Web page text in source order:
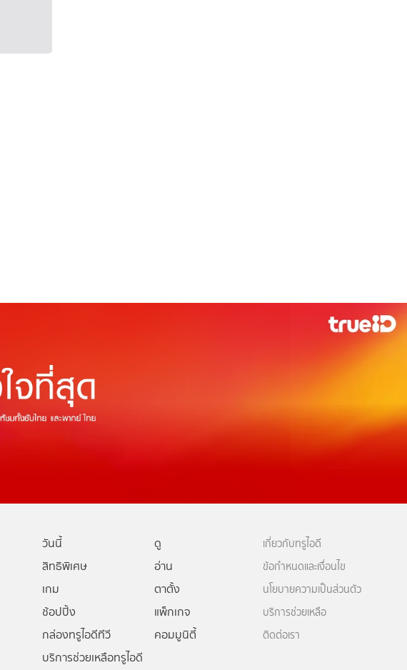
วันนี้
ดู
สิทธิพิเศษ
อ่าน
เกม
ตาตั้ง
ช้อปปิ้ง
แพ็กเกจ
กล่องทรูไอดีทีวี
คอมมูนิตี้
บริการช่วยเหลือทรูไอดี
เกี่ยวกับทรูไอดี
ข้อกำหนดและเงื่อนไข
นโยบายความเป็นส่วนตัว
บริการช่วยเหลือ
ติดต่อเรา